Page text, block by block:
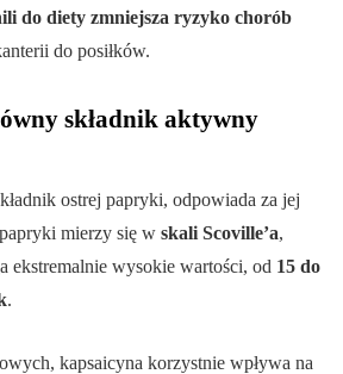
do diety zmniejsza ryzyko chorób
do posiłków.
składnik aktywny
ostrej papryki, odpowiada za jej
mierzy się w skali Scoville’a,
ekstremalnie wysokie wartości, od 15 do
.
kapsaicyna korzystnie wpływa na